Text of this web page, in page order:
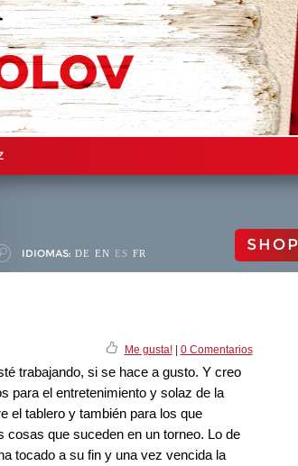
IDIOMAS: DE EN ES FR SHOP
Me gusta!| 0 Comentarios
trabajando, si se hace a gusto. Y creo
para el entretenimiento y solaz de la
el tablero y también para los que
que suceden en un torneo. Lo de
tocado a su fin y una vez vencida la